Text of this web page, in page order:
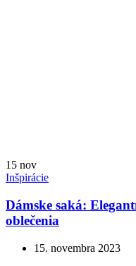
15 nov
Inšpirácie
Dámske saká:
oblečenia
15. novembra 2023